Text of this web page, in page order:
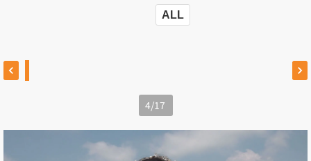
ALL
4/17